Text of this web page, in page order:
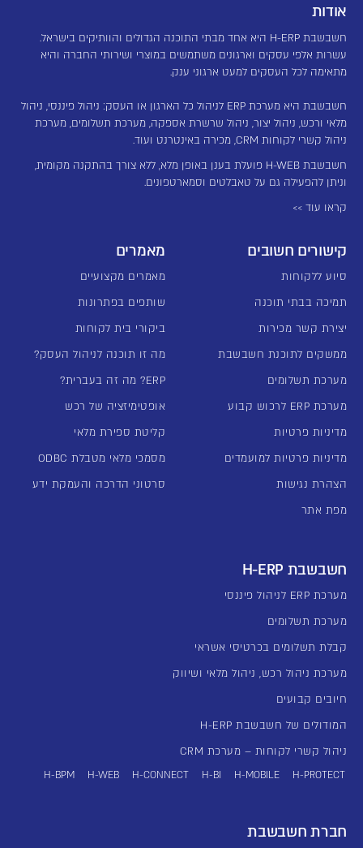
אודות
חשבשבת H-ERP היא אחד מבתי התוכנה הגדולים והוותיקים בישראל.
עשרות אלפי עסקים וארגונים משתמשים במוצרי ושירותי החברה והיא
מתאימה לכל העסקים למעט ארגוני ענק.
חשבשבת היא מערכת ERP לניהול כל הארגון או העסק: ניהול פיננסי, ניהול
מלאי ורכש, ניהול יצור, ניהול שרשרת אספקה, מערכת תשלומים, מערכת
ניהול קשרי לקוחות CRM, מכירה באינטרנט ועוד.
חשבשבת H-WEB פועלת בענן באופן מלא, ללא צורך בהתקנה מקומית,
וניתן להפעילה גם על טאבלטים וסמארטפונים.
קראו עוד >>
קישורים חשובים
סיוע ללקוחות
תמיכה בבתי תוכנה
יצירת קשר מכירות
ממשקים לתוכנת חשבשבת
מערכת תשלומים
מערכת ERP לרכוש קבוע
מדיניות פרטיות
מדיניות פרטיות למועמדים
הצהרת נגישות
מפת אתר
מאמרים
מאמרים מקצועיים
שותפים בפתרונות
ביקורי בית לקוחות
מה זו תוכנה לניהול העסק?
ERP? מה זה בעברית?
אופטימיזציה של רכש
קליטת ספירת מלאי
מסמכי מלאי מטבלת ODBC
סרטוני הדרכה והעמקת ידע
חשבשבת H-ERP
מערכת ERP לניהול פיננסי
מערכת תשלומים
קבלת תשלומים בכרטיסי אשראי
מערכת ניהול רכש, ניהול מלאי ושיווק
חיובים קבועים
המודולים של חשבשבת H-ERP
ניהול קשרי לקוחות – מערכת CRM
H-PROTECT
H-MOBILE
H-BI
H-CONNECT
H-WEB
H-BPM
חברת חשבשבת